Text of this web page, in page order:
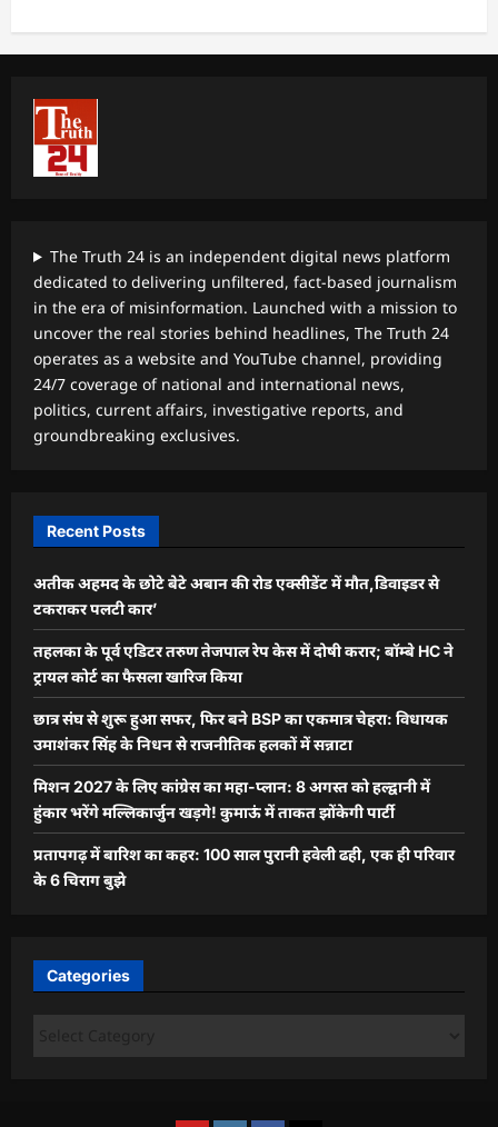
The Truth 24 is an independent digital news platform
dedicated to delivering unfiltered, fact-based journalism
in the era of misinformation. Launched with a mission to
uncover the real stories behind headlines, The Truth 24
operates as a website and YouTube channel, providing
24/7 coverage of national and international news,
politics, current affairs, investigative reports, and
groundbreaking exclusives.
Recent Posts
अतीक अहमद के छोटे बेटे अबान की रोड एक्सीडेंट में मौत,डिवाइडर से
टकराकर पलटी कार’
तहलका के पूर्व एडिटर तरुण तेजपाल रेप केस में दोषी करार; बॉम्बे HC ने
ट्रायल कोर्ट का फैसला खारिज किया
छात्र संघ से शुरू हुआ सफर, फिर बने BSP का एकमात्र चेहरा: विधायक
उमाशंकर सिंह के निधन से राजनीतिक हलकों में सन्नाटा
मिशन 2027 के लिए कांग्रेस का महा-प्लान: 8 अगस्त को हल्द्वानी में
हुंकार भरेंगे मल्लिकार्जुन खड़गे! कुमाऊं में ताकत झोंकेगी पार्टी
प्रतापगढ़ में बारिश का कहर: 100 साल पुरानी हवेली ढही, एक ही परिवार
के 6 चिराग बुझे
Categories